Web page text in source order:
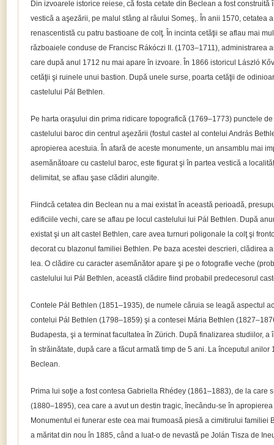
Din izvoarele istorice reiese, că fosta cetate din Beclean a fost
vestică a aşezării, pe malul stâng al râului Someş,. În anii 1570, cetatea
renascentistă cu patru bastioane de colţ. În incinta cetăţii se aflau mai
războaiele conduse de Francisc Rákóczi II. (1703–1711), administrarea
care după anul 1712 nu mai apare în izvoare. În 1866 istoricul László
cetăţii şi ruinele unui bastion. După unele surse, poarta cetăţii de
castelului Pál Bethlen.
Pe harta oraşului din prima ridicare topografică (1769–1773) punctele
castelului baroc din centrul aşezării (fostul castel al contelui András
apropierea acestuia. În afară de aceste monumente, un ansamblu mai
asemănătoare cu castelul baroc, este figurat şi în partea vestică a
delimitat, se aflau şase clădiri alungite.
Fiindcă cetatea din Beclean nu a mai existat în această perioadă,
edificiile vechi, care se aflau pe locul castelului lui Pál Bethlen. După
existat şi un alt castel Bethlen, care avea turnuri poligonale la colţ şi
decorat cu blazonul familiei Bethlen. Pe baza acestei descrieri, clădirea
lea. O clădire cu caracter asemănător apare şi pe o fotografie veche
castelului lui Pál Bethlen, această clădire fiind probabil predecesorul
Contele Pál Bethlen (1851–1935), de numele căruia se leagă aspectul
contelui Pál Bethlen (1798–1859) şi a contesei Mária Bethlen
Budapesta, şi a terminat facultatea în Zürich. După finalizarea studiilor,
în străinătate, după care a făcut armată timp de 5 ani. La începutul anilor
Beclean.
Prima lui soţie a fost contesa Gabriella Rhédey (1861–1883), de la care
(1880–1895), cea care a avut un destin tragic, înecându-se în
Monumentul ei funerar este cea mai frumoasă piesă a cimitirului familiei
a măritat din nou în 1885, când a luat-o de nevastă pe Jolán Tisza de